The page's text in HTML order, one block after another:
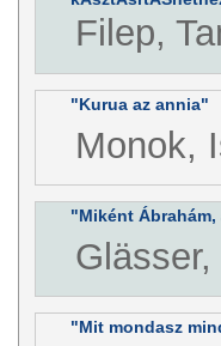
Filep,
"Kurua az annia"
Monok,
"Miként
"Mit mondasz